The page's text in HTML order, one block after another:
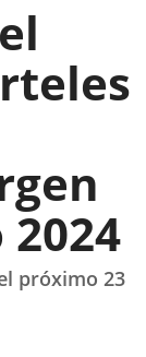
próximo 23